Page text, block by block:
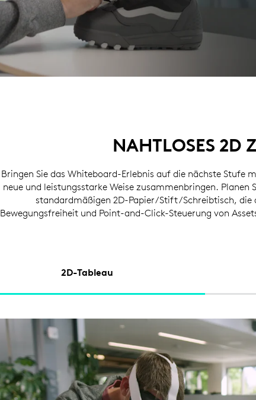
NAHTLOSES 2D
Bringen Sie das Whiteboard-Erlebnis auf die nächste Stufe
neue und leistungsstarke Weise zusammenbringen.
standardmäßigen 2D-Papier/Stift/Schreibtisch, die
Bewegungsfreiheit und Point-and-Click-Steuerung von
2D-Tableau